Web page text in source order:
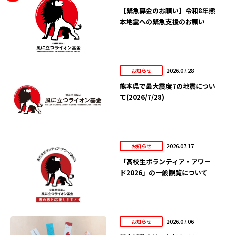
【緊急募金のお願い】令和8年熊
本地震への緊急支援のお願い
お知らせ 2026.07.28
熊本県で最大震度7の地震につい
て(2026/7/28)
お知らせ 2026.07.17
「高校生ボランティア・アワー
ド2026」の一般観覧について
お知らせ 2026.07.06